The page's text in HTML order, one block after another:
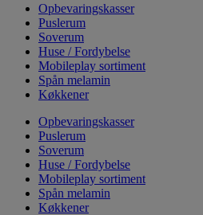
Opbevaringskasser
Puslerum
Soverum
Huse / Fordybelse
Mobileplay sortiment
Spån melamin
Køkkener
Opbevaringskasser
Puslerum
Soverum
Huse / Fordybelse
Mobileplay sortiment
Spån melamin
Køkkener